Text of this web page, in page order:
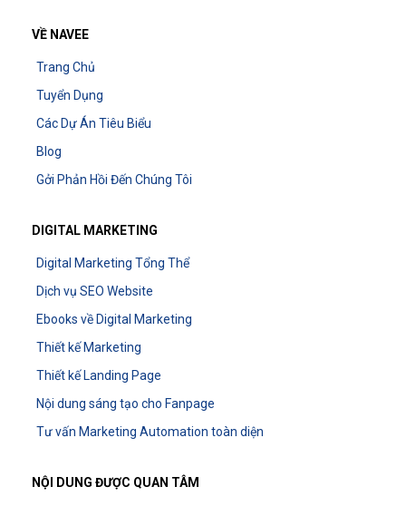
VỀ NAVEE
Trang Chủ
Tuyển Dụng
Các Dự Án Tiêu Biểu
Blog
Gởi Phản Hồi Đến Chúng Tôi
DIGITAL MARKETING
Digital Marketing Tổng Thể
Dịch vụ SEO Website
Ebooks về Digital Marketing
Thiết kế Marketing
Thiết kế Landing Page
Nội dung sáng tạo cho Fanpage
Tư vấn Marketing Automation toàn diện
NỘI DUNG ĐƯỢC QUAN TÂM